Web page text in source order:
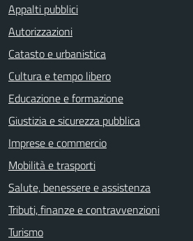
Appalti pubblici
Autorizzazioni
Catasto e urbanistica
Cultura e tempo libero
Educazione e formazione
Giustizia e sicurezza pubblica
Imprese e commercio
Mobilità e trasporti
Salute, benessere e assistenza
Tributi, finanze e contravvenzioni
Turismo